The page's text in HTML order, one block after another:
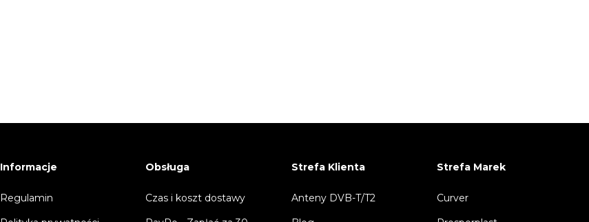
Informacje
Regulamin
Obsługa
Czas i koszt dostawy
Strefa Klienta
Anteny DVB-T/T2
Strefa Marek
Curver